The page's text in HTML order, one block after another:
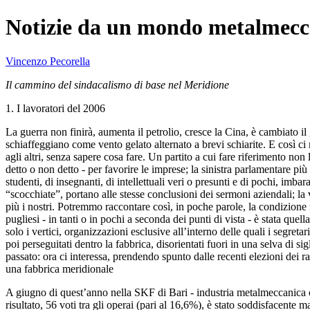
Notizie da un mondo
Vincenzo Pecorella
Il cammino del sindacalismo di base nel Meridione
1. I lavoratori del 2006
La guerra non finirà, aumenta il petrolio, cresce la Cina, è
schiaffeggiano come vento gelato alternato a brevi schiarite. E così
agli altri, senza sapere cosa fare. Un partito a cui fare riferimento
detto o non detto - per favorire le imprese; la sinistra parlamentare
studenti, di insegnanti, di intellettuali veri o presunti e di pochi,
“scocchiate”, portano alle stesse conclusioni dei sermoni aziendali;
più i nostri. Potremmo raccontare così, in poche parole, la
pugliesi - in tanti o in pochi a seconda dei punti di vista - è stata
solo i vertici, organizzazioni esclusive all’interno delle quali i
poi perseguitati dentro la fabbrica, disorientati fuori in una selva di
passato: ora ci interessa, prendendo spunto dalle recenti elezioni dei
una fabbrica meridionale
A giugno di quest’anno nella SKF di Bari - industria
risultato, 56 voti tra gli operai (pari al 16,6%), è stato soddisfacente